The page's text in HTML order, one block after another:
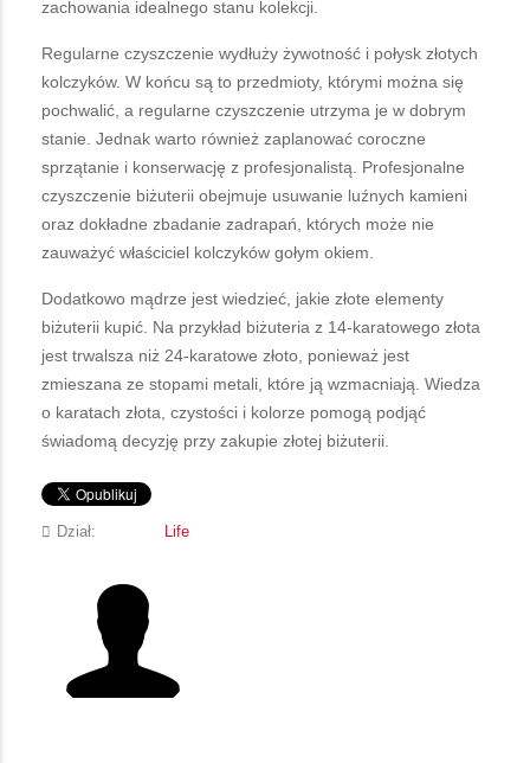
zachowania idealnego stanu kolekcji.
Regularne czyszczenie wydłuży żywotność i połysk złotych
kolczyków. W końcu są to przedmioty, którymi można się
pochwalić, a regularne czyszczenie utrzyma je w dobrym
stanie. Jednak warto również zaplanować coroczne
sprzątanie i konserwację z profesjonalistą. Profesjonalne
czyszczenie biżuterii obejmuje usuwanie luźnych kamieni
oraz dokładne zbadanie zadrapań, których może nie
zauważyć właściciel kolczyków gołym okiem.
Dodatkowo mądrze jest wiedzieć, jakie złote elementy
biżuterii kupić. Na przykład biżuteria z 14-karatowego złota
jest trwalsza niż 24-karatowe złoto, ponieważ jest
zmieszana ze stopami metali, które ją wzmacniają. Wiedza
o karatach złota, czystości i kolorze pomogą podjąć
świadomą decyzję przy zakupie złotej biżuterii.
Dział: Life